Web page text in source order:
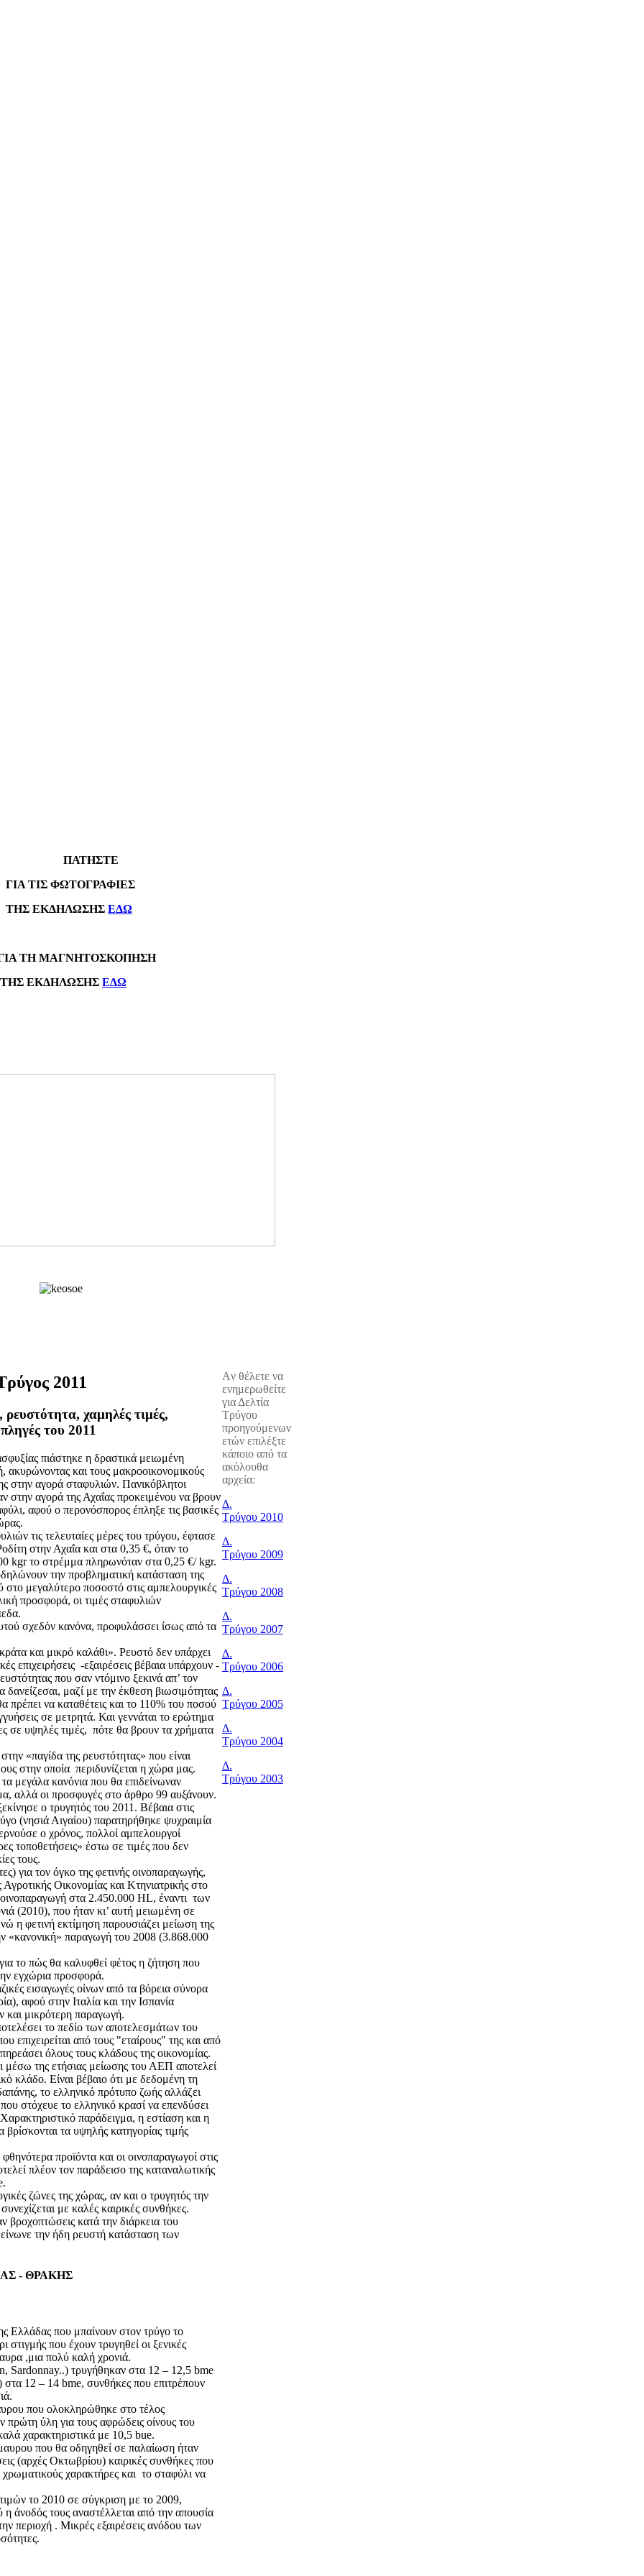
ΠΑΤΗΣΤΕ
ΤΙΣ ΦΩΤΟΓΡΑΦΙΕΣ
ΕΚΔΗΛΩΣΗΣ ΕΔΩ
ΤΗ ΜΑΓΝΗΤΟΣΚΟΠΗΣΗ
ΕΚΔΗΛΩΣΗΣ ΕΔΩ
2011
χαμηλές τιμές,
του 2011
πιάστηκε η δραστικά μειωμένη
ακυρώνοντας και τους μακροοικονομικούς
στην αγορά σταφυλιών. Πανικόβλητοι
στην αγορά της Αχαΐας προκειμένου να βρουν
αφού ο περονόσπορος έπληξε τις βασικές
τις τελευταίες μέρες του τρύγου, έφτασε
στην Αχαΐα και στα 0,35 €, όταν το
kgr το στρέμμα πληρωνόταν στα 0,25 €/ kgr.
την προβληματική κατάσταση της
μεγαλύτερο ποσοστό στις αμπελουργικές
προσφορά, οι τιμές σταφυλιών
σχεδόν κανόνα, προφυλάσσει ίσως από τα
και μικρό καλάθι». Ρευστό δεν υπάρχει
επιχειρήσεις -εξαιρέσεις βέβαια υπάρχουν -
που σαν ντόμινο ξεκινά απ’ τον
δανείζεσαι, μαζί με την έκθεση βιωσιμότητας
πρέπει να καταθέτεις και το 110% του ποσού
σε μετρητά. Και γεννάται το ερώτημα
σε υψηλές τιμές, πότε θα βρουν τα χρήματα
«παγίδα της ρευστότητας» που είναι
στην οποία περιδυνίζεται η χώρα μας.
μεγάλα κανόνια που θα επιδείνωναν
αλλά οι προσφυγές στο άρθρο 99 αυξάνουν.
ο τρυγητός του 2011. Βέβαια στις
(νησιά Αιγαίου) παρατηρήθηκε ψυχραιμία
ο χρόνος, πολλοί αμπελουργοί
τοποθετήσεις» έστω σε τιμές που δεν
τους.
για τον όγκο της φετινής οινοπαραγωγής,
Οικονομίας και Κτηνιατρικής στο
στα 2.450.000 HL, έναντι των
(2010), που ήταν κι’ αυτή μειωμένη σε
η φετινή εκτίμηση παρουσιάζει μείωση της
«κανονική» παραγωγή του 2008 (3.868.000
το πώς θα καλυφθεί φέτος η ζήτηση που
εγχώρια προσφορά.
εισαγωγές οίνων από τα βόρεια σύνορα
αφού στην Ιταλία και την Ισπανία
και μικρότερη παραγωγή.
το πεδίο των αποτελεσμάτων του
επιχειρείται από τους "εταίρους" της και από
όλους τους κλάδους της οικονομίας.
της ετήσιας μείωσης του ΑΕΠ αποτελεί
κλάδο. Είναι βέβαιο ότι με δεδομένη τη
το ελληνικό πρότυπο ζωής αλλάζει
στόχευε το ελληνικό κρασί να επενδύσει
παράδειγμα, η εστίαση και η
τα υψηλής κατηγορίας τιμής
προϊόντα και οι οινοπαραγωγοί στις
πλέον τον παράδεισο της καταναλωτικής
ζώνες της χώρας, αν και ο τρυγητός την
με καλές καιρικές συνθήκες.
βροχοπτώσεις κατά την διάρκεια του
την ήδη ρευστή κατάσταση των
- ΘΡΑΚΗΣ
Ελλάδας που μπαίνουν στον τρύγο το
στιγμής που έχουν τρυγηθεί οι ξενικές
,μια πολύ καλή χρονιά.
Sardonnay..) τρυγήθηκαν στα 12 – 12,5 bme
12 – 14 bme, συνθήκες που επιτρέπουν
που ολοκληρώθηκε στο τέλος
πρώτη ύλη για τους αφρώδεις οίνους του
χαρακτηριστικά με 10,5 bue.
που θα οδηγηθεί σε παλαίωση ήταν
(αρχές Οκτωβρίου) καιρικές συνθήκες που
χαρακτήρες και το σταφύλι να
το 2010 σε σύγκριση με το 2009,
η άνοδός τους αναστέλλεται από την απουσία
περιοχή . Μικρές εξαιρέσεις ανόδου των
Aν θέλετε να
ενημερωθείτε
για Δελτία
Tρύγου
προηγούμενων
ετών επιλέξτε
κάποιο από τα
ακόλουθα
αρχεία:
Δ.
Tρύγου 2010
Δ.
Tρύγου 2009
Δ.
Tρύγου 2008
Δ.
Tρύγου 2007
Δ.
Tρύγου 2006
Δ.
Tρύγου 2005
Δ.
Tρύγου 2004
Δ.
Tρύγου 2003